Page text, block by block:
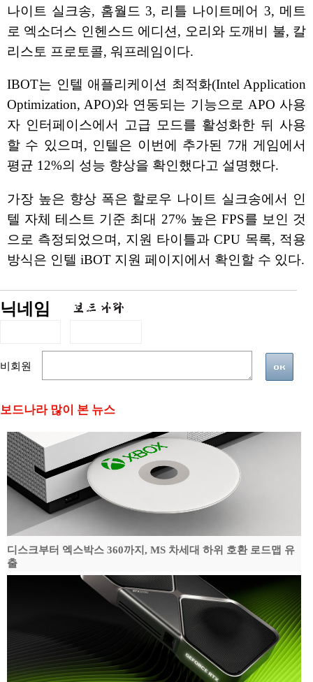
나이트 실크송, 홈월드 3, 리틀 나이트메어 3, 메트
로 엑소더스 인헨스드 에디션, 오리와 도깨비 불, 칼
리스토 프로토콜, 워프레임이다.
IBOT는 인텔 애플리케이션 최적화(Intel Application
Optimization, APO)와 연동되는 기능으로 APO 사용
자 인터페이스에서 고급 모드를 활성화한 뒤 사용
할 수 있으며, 인텔은 이번에 추가된 7개 게임에서
평균 12%의 성능 향상을 확인했다고 설명했다.
가장 높은 향상 폭은 할로우 나이트 실크송에서 인
텔 자체 테스트 기준 최대 27% 높은 FPS를 보인 것
으로 측정되었으며, 지원 타이틀과 CPU 목록, 적용
방식은 인텔 iBOT 지원 페이지에서 확인할 수 있다.
닉네임
비회원
보드나라 많이 본 뉴스
디스크부터 엑스박스 360까지, MS 차세대 하위 호환 로드맵 유
출